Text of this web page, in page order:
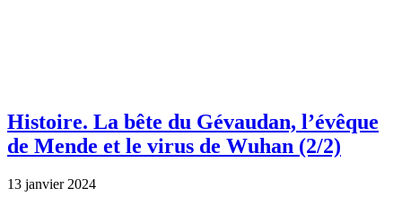
Histoire. La bête du Gévaudan, l’évêque
de Mende et le virus de Wuhan (2/2)
13 janvier 2024